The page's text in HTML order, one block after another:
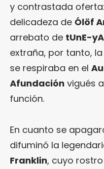
y contrastada
delicadeza de Ólöf
arrebato de tUnE-
extraña, por tanto,
se respiraba en el
Afundación vigués
función.
En cuanto se
difuminó la
Franklin, cuyo